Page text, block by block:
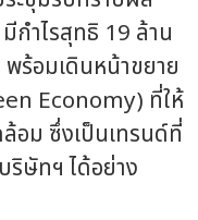
กำไรสุทธิ 19 ล้าน
ร้อมเดินหน้าขยาย
Economy) ที่ให้
อม ซึ่งเป็นเทรนด์ที่
ริษัทฯ ได้อย่าง